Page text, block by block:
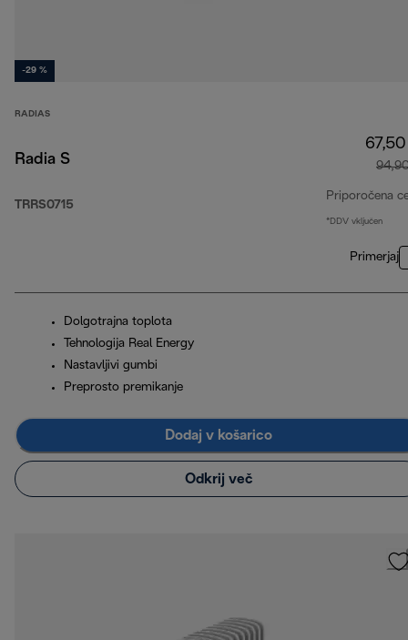
-29 %
RADIAS
Radia S
TRRS0715
Priporočena
*DDV vključen
Primerjaj
Dolgotrajna toplota
Tehnologija Real Energy
Nastavljivi gumbi
Preprosto premikanje
Dodaj v košarico
Odkrij več